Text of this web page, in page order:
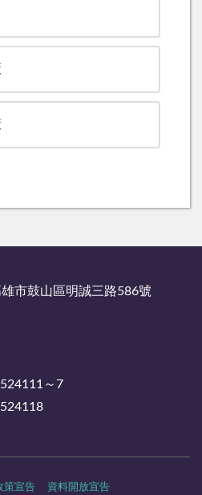
市鼓山區明誠三路586號
～7
策宣告 資料開放宣告